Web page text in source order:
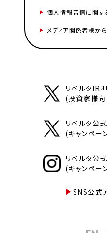
個人情報苦情に関す
メディア関係者様か
リベルタIR
(投資家様
リベルタ公
(キャンペー
リベルタ
(キャンペー
SNS公式